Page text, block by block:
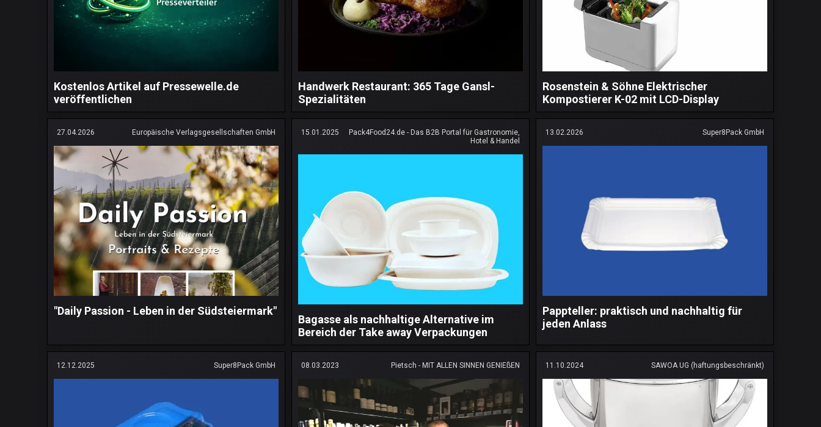
Kostenlos Artikel auf Pressewelle.de
veröffentlichen
Handwerk Restaurant: 365 Tage Gansl-
Spezialitäten
Rosenstein & Söhne Elektrischer
Kompostierer K-02 mit LCD-Display
27.04.2026 Europäische Verlagsgesellschaften GmbH
"Daily Passion - Leben in der Südsteiermark"
15.01.2025
Pack4Food24.de - Das B2B Portal für Gastronomie,
Hotel & Handel
Bagasse als nachhaltige Alternative im
Bereich der Take away Verpackungen
13.02.2026 Super8Pack GmbH
Pappteller: praktisch und nachhaltig für
jeden Anlass
12.12.2025 Super8Pack GmbH 08.03.2023 Pietsch - MIT ALLEN SINNEN GENIEßEN 11.10.2024 SAWOA UG (haftungsbeschränkt)